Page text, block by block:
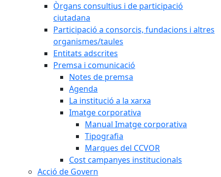
Òrgans consultius i de participació
ciutadana
Participació a consorcis, fundacions i altres
organismes/taules
Entitats adscrites
Premsa i comunicació
Notes de premsa
Agenda
La institució a la xarxa
Imatge corporativa
Manual Imatge corporativa
Tipografia
Marques del CCVOR
Cost campanyes institucionals
Acció de Govern